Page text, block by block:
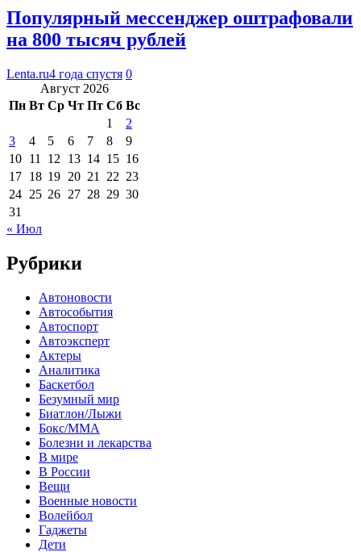
Популярный мессенджер оштрафовали
на 800 тысяч рублей
Lenta.ru4 года спустя 0
Август 2026
Пн Вт Ср Чт Пт Сб Вс
1
2
3
4 5 6 7 8
9
10 11 12 13 14 15 16
17 18 19 20 21 22 23
24 25 26 27 28 29 30
31
« Июл
Рубрики
Автоновости
Автособытия
Автоспорт
Автоэксперт
Актеры
Аналитика
Баскетбол
Безумный мир
Биатлон/Лыжи
Бокс/MMA
Болезни и лекарства
В мире
В России
Вещи
Военные новости
Волейбол
Гаджеты
Дети